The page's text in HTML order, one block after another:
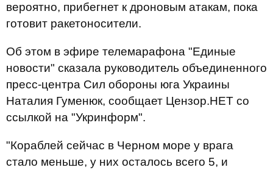
вероятно, прибегнет к дроновым атакам, пока
готовит ракетоносители.
Об этом в эфире телемарафона "Единые
новости" сказала руководитель объединенного
пресс-центра Сил обороны юга Украины
Наталия Гуменюк, сообщает Цензор.НЕТ со
ссылкой на "Укринформ".
"Кораблей сейчас в Черном море у врага
стало меньше, у них осталось всего 5, и